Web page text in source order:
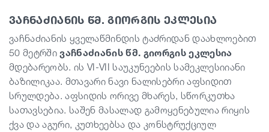
ვაჩნაძიანის წმ. გიორგის ეკლესია
ვაჩნაძიანის ყველაწმინდის ტაძრიდან დაახლოებით
50 მეტრშივაჩნაძიანის წმ. გიორგის ეკლესია
მდებარეობს. ის VI-VII საუკუნეების სამეკლესიიანი
ბაზილიკაა. მთავარი ნავი ნალისებრი აფსიდით
სრულდება. აფსიდის ორივე მხარეს, სწორკუთხა
სათავსებია. საშენ მასალად გამოყენებულია რიყის
ქვა და აგური, კუთხეებსა და კონსტრუქციულ